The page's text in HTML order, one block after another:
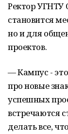
Ректор УГНТУ
становится
но и для
проектов.
— Кампус - это
про новые
успешных
встречаются
делать все,